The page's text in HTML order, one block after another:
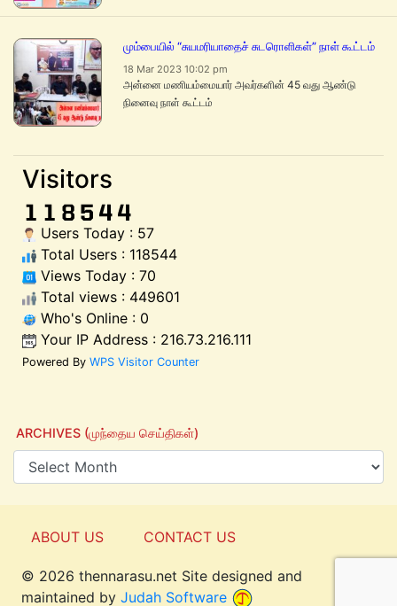
மும்பையில் “சுயமரியாதைச் சுடரொளிகள்” நாள் கூட்டம்
18 Mar 2023 10:02 pm
அன்னை மணியம்மையார் அவர்களின் 45 வது ஆண்டு
நினைவு நாள் கூட்டம்
Visitors
Users Today : 57
Total Users : 118544
Views Today : 70
Total views : 449601
Who's Online : 0
Your IP Address : 216.73.216.111
Powered By WPS Visitor Counter
ARCHIVES (முந்தைய செய்திகள்)
ABOUT US CONTACT US
© 2026 thennarasu.net Site designed and
maintained by Judah Software